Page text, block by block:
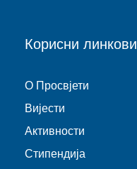
Корисни линкови
O Просвјети
Виjести
Активности
Стипендија